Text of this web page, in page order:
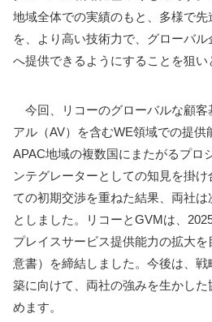
地域全体での実績のもと、多様で
を、より高い技術力で、グローバ
へ提供できるようにすることを狙い
今回、リコーのグローバルな顧客
アル（AV）を含むWE領域での提供
APAC地域の複数国にまたがるプロ
ンテグレーターとしての知見を掛
ての初期交渉を重ねた結果、両社は
としました。リコーとGVMは、
プレイスサービス提供能力の拡大
意書）を締結しました。今後は、
築に向けて、両社の強みを生かし
めます。